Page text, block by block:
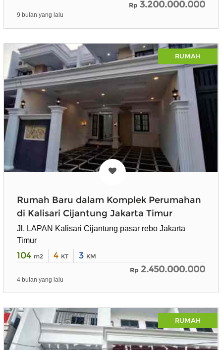
Rp 3.200.000.000
9 bulan yang lalu
RUMAH
Rumah Baru dalam Komplek Perumahan
di Kalisari Cijantung Jakarta Timur
Jl. LAPAN Kalisari Cijantung pasar rebo Jakarta
Timur
104 m2 4 KT 3 KM
Rp 2.450.000.000
4 bulan yang lalu
RUMAH